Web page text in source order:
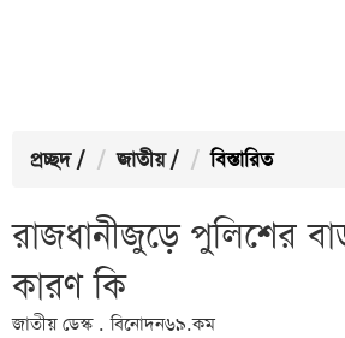
প্রচ্ছদ / জাতীয় / বিস্তারিত
রাজধানীজুড়ে পুলিশের
কারণ কি
জাতীয় ডেস্ক . বিনোদন৬৯.কম